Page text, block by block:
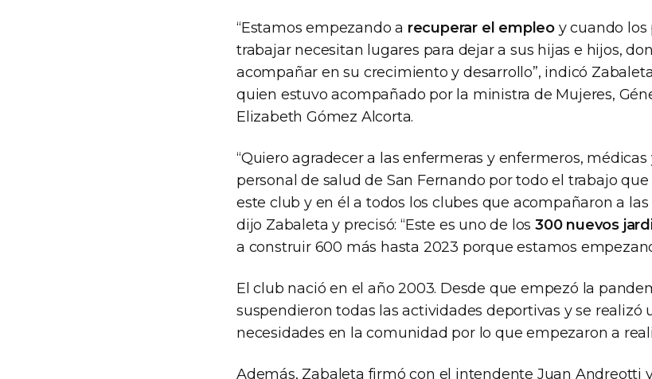
“Estamos empezando a recuperar el empleo y cuando los
trabajar necesitan lugares para dejar a sus hijas e hijos,
acompañar en su crecimiento y desarrollo”, indicó
quien estuvo acompañado por la ministra de Mujeres,
Elizabeth Gómez Alcorta.
“Quiero agradecer a las enfermeras y enfermeros, médicas
personal de salud de San Fernando por todo el trabajo
este club y en él a todos los clubes que acompañaron a
dijo Zabaleta y precisó: “Este es uno de los 300 nuevos
a construir 600 más hasta 2023 porque estamos
El club nació en el año 2003. Desde que empezó la
suspendieron todas las actividades deportivas y se realizó
necesidades en la comunidad por lo que empezaron a
Además, Zabaleta firmó con el intendente Juan Andreotti